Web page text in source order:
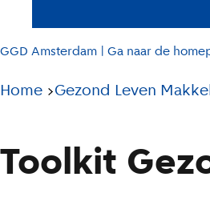
GGD Amsterdam | Ga naar de
Pad
huidige
pagina
Home Gezond Leven
Toolkit
o